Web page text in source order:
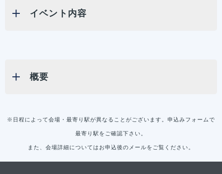
イベント内容
概要
※日程によって会場・最寄り駅が異なることがございます。申込みフォームで
最寄り駅をご確認下さい。
また、会場詳細についてはお申込後のメールをご覧ください。